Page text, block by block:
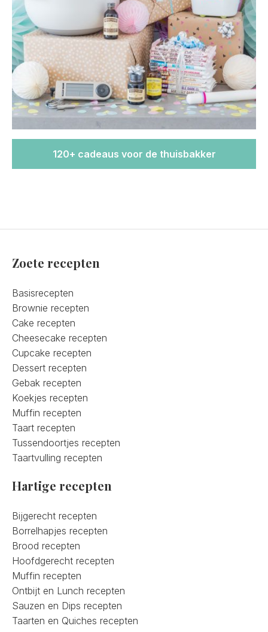
120+ cadeaus voor de thuisbakker
Zoete recepten
Basisrecepten
Brownie recepten
Cake recepten
Cheesecake recepten
Cupcake recepten
Dessert recepten
Gebak recepten
Koekjes recepten
Muffin recepten
Taart recepten
Tussendoortjes recepten
Taartvulling recepten
Hartige recepten
Bijgerecht recepten
Borrelhapjes recepten
Brood recepten
Hoofdgerecht recepten
Muffin recepten
Ontbijt en Lunch recepten
Sauzen en Dips recepten
Taarten en Quiches recepten